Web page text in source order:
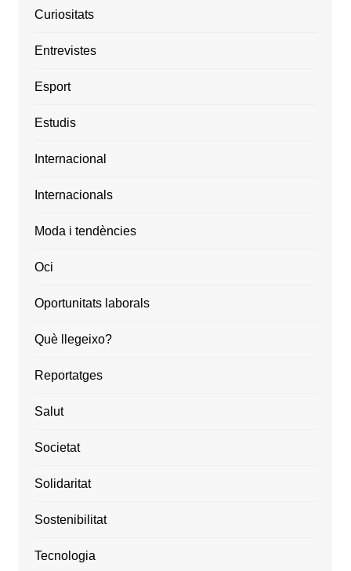
Curiositats
Entrevistes
Esport
Estudis
Internacional
Internacionals
Moda i tendències
Oci
Oportunitats laborals
Què llegeixo?
Reportatges
Salut
Societat
Solidaritat
Sostenibilitat
Tecnologia